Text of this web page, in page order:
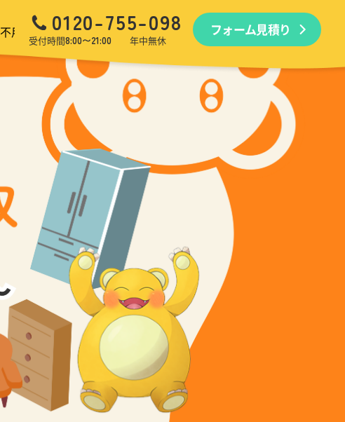
不用品回収 生前・遺品整理 引越しゴミ回収 ゴミ屋敷
0120-755-098
受付時間8:00〜21:00 年中無休
フォーム見積り